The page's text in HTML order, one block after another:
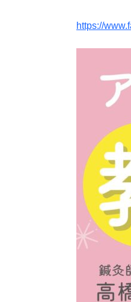
https://